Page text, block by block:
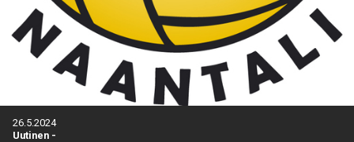
26.5.2024
Uutinen -